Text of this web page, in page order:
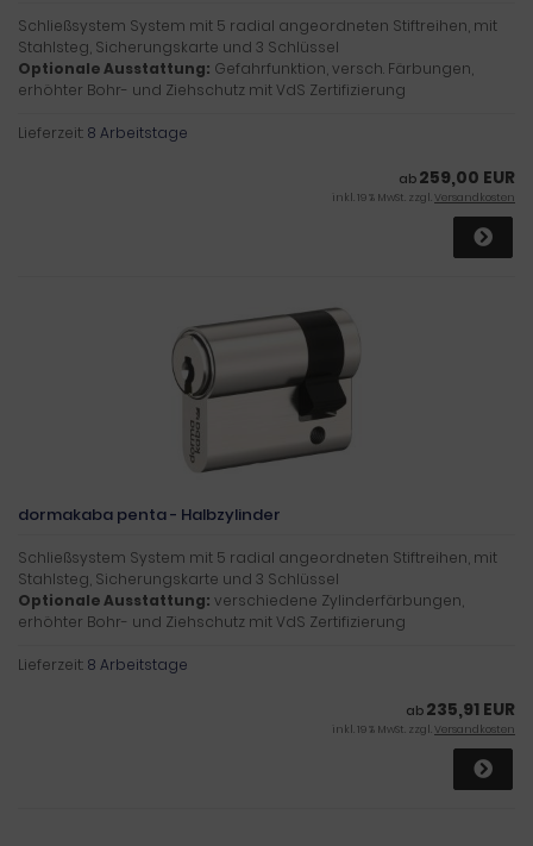
Schließsystem System mit 5 radial angeordneten Stiftreihen, mit
Stahlsteg, Sicherungskarte und 3 Schlüssel
Optionale Ausstattung: Gefahrfunktion, versch. Färbungen,
erhöhter Bohr- und Ziehschutz mit VdS Zertifizierung
Lieferzeit: 8 Arbeitstage
ab 259,00 EUR
inkl. 19 % MwSt. zzgl.Versandkosten
dormakaba penta - Halbzylinder
Schließsystem System mit 5 radial angeordneten Stiftreihen, mit
Stahlsteg, Sicherungskarte und 3 Schlüssel
Optionale Ausstattung: verschiedene Zylinderfärbungen,
erhöhter Bohr- und Ziehschutz mit VdS Zertifizierung
Lieferzeit: 8 Arbeitstage
ab 235,91 EUR
inkl. 19 % MwSt. zzgl.Versandkosten